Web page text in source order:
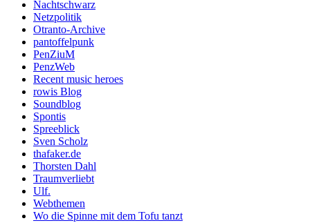
Nachtschwarz
Netzpolitik
Otranto-Archive
pantoffelpunk
PenZiuM
PenzWeb
Recent music heroes
rowis Blog
Soundblog
Spontis
Spreeblick
Sven Scholz
thafaker.de
Thorsten Dahl
Traumverliebt
Ulf.
Webthemen
Wo die Spinne mit dem Tofu tanzt